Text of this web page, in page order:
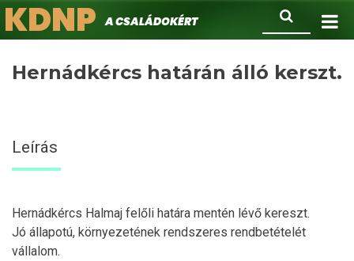
Ugrás
a
Keresés
KDNPA családokért.
Hernádkércs határán álló kerszt.
Leírás
Hernádkércs Halmaj felőli határa mentén lévő kereszt.
Jó állapotú, környezetének rendszeres rendbetételét
vállalom.